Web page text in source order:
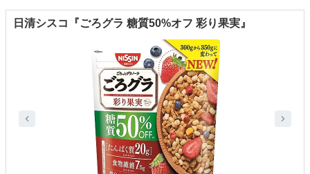
日清シスコ『ごろグラ 糖質50%オフ 彩り果実』